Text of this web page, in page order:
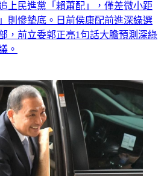
上民進黨「賴蕭配」，僅差微小距
則慘墊底。日前侯康配前進深綠選
，前立委郭正亮1句話大膽預測深綠
。